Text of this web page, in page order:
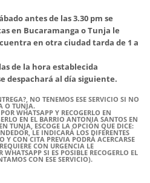
antes de las 3.30 pm se
en Bucaramanga o Tunja le
en otra ciudad tarda de 1 a
de la hora establecida
despachará al día siguiente.
NO TENEMOS ESE SERVICIO SI NO
O TUNJA.
WHATSAPP Y RECOGERLO EN
EN EL BARRIO ANTONIA SANTOS EN
TUNJA, ESCOGE LA OPCIÓN QUE DICE:
LE INDICARÁ LOS DIFERENTES
Y CON CITA PREVIA PODRÁ ACERCARSE
CON URGENCIA LE
SI ES POSIBLE RECOGERLO EL
CON ESE SERVICIO).